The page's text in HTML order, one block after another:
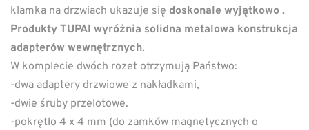
klamka na drzwiach ukazuje się doskonale wyjątkowo .
Produkty TUPAI wyróżnia solidna metalowa konstrukcja
adapterów wewnętrznych.
W komplecie dwóch rozet otrzymują Państwo:
-dwa adaptery drzwiowe z nakładkami,
-dwie śruby przelotowe.
-pokrętło 4 x 4 mm (do zamków magnetycznych o